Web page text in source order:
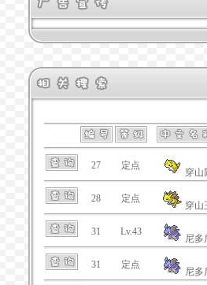
27 定点
穿山
28 定点
穿山
31 Lv.43
尼多
31 定点
尼多